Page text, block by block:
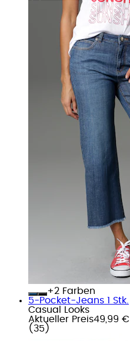
+
Farben
5-Pocket-Jeans 1 Stk.
Casual Looks
Aktueller Preis49,99 €
( 35 )